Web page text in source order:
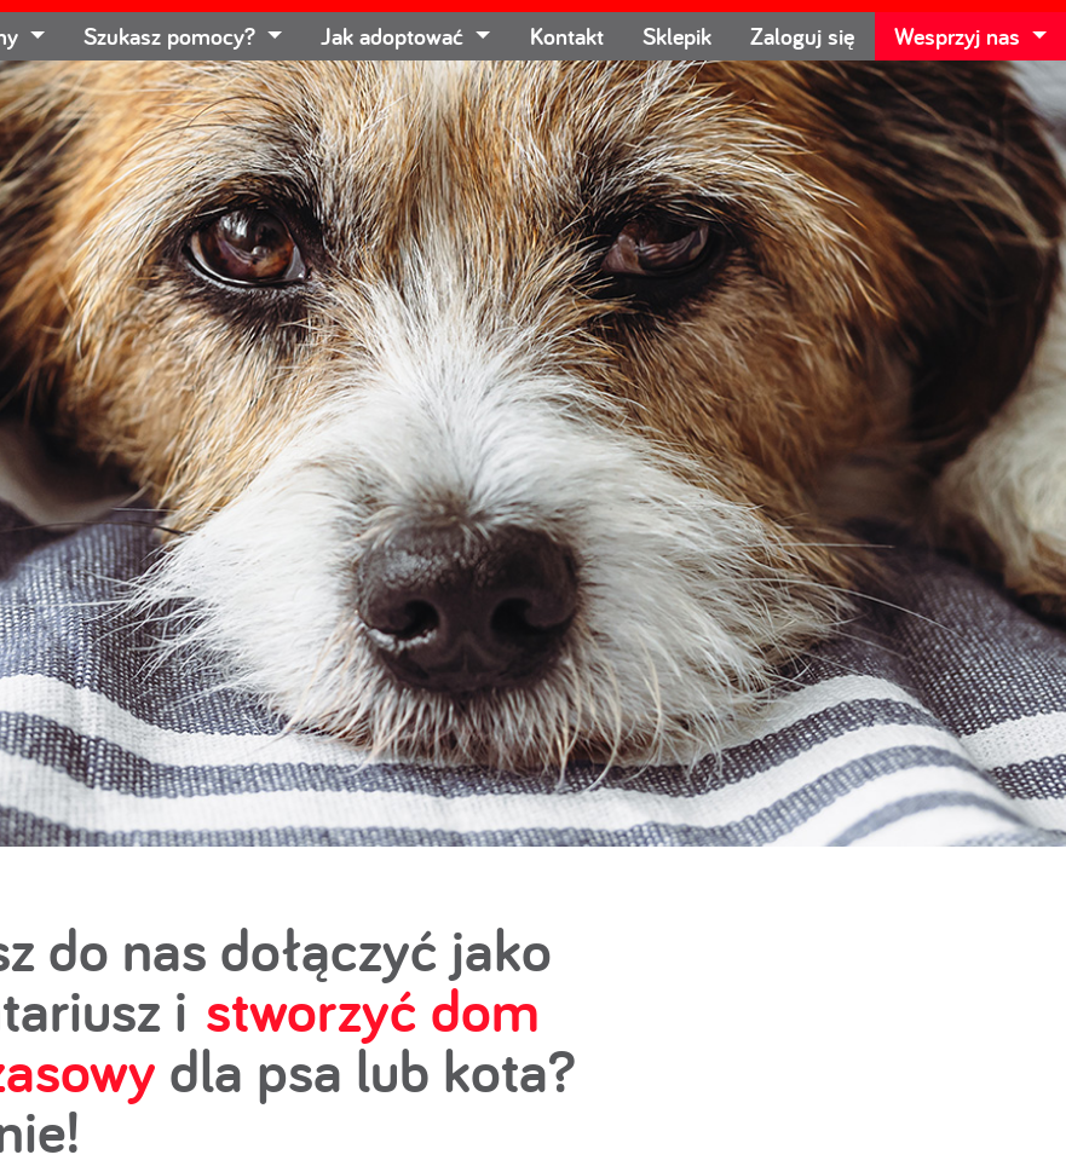
Szukasz pomocy? Jak adoptować Kontakt Sklepik Zaloguj się Wesprzyj nas
do nas dołączyć jako
i stworzyć dom
dla psa lub kota?